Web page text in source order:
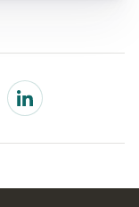
window
in a new window
Opens in a new